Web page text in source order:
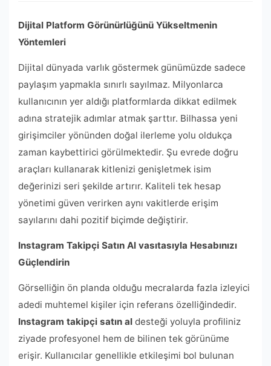
Dijital Platform Görünürlüğünü Yükseltmenin
Yöntemleri
Dijital dünyada varlık göstermek günümüzde sadece
paylaşım yapmakla sınırlı sayılmaz. Milyonlarca
kullanıcının yer aldığı platformlarda dikkat edilmek
adına stratejik adımlar atmak şarttır. Bilhassa yeni
girişimciler yönünden doğal ilerleme yolu oldukça
zaman kaybettirici görülmektedir. Şu evrede doğru
araçları kullanarak kitlenizi genişletmek isim
değerinizi seri şekilde artırır. Kaliteli tek hesap
yönetimi güven verirken aynı vakitlerde erişim
sayılarını dahi pozitif biçimde değiştirir.
Instagram Takipçi Satın Al vasıtasıyla Hesabınızı
Güçlendirin
Görselliğin ön planda olduğu mecralarda fazla izleyici
adedi muhtemel kişiler için referans özelliğindedir.
Instagram takipçi satın al desteği yoluyla profiliniz
ziyade profesyonel hem de bilinen tek görünüme
erişir. Kullanıcılar genellikle etkileşimi bol bulunan